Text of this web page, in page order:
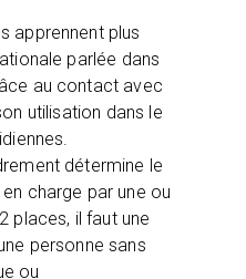
apprennent plus
parlée dans
au contact avec
utilisation dans le
détermine le
charge par une ou
places, il faut une
personne sans
ou